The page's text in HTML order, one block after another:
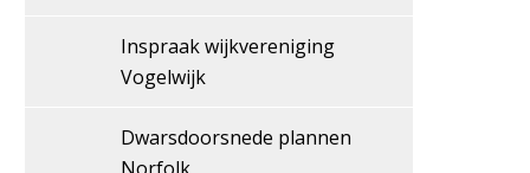
Inspraak wijkvereniging
Vogelwijk
Dwarsdoorsnede plannen